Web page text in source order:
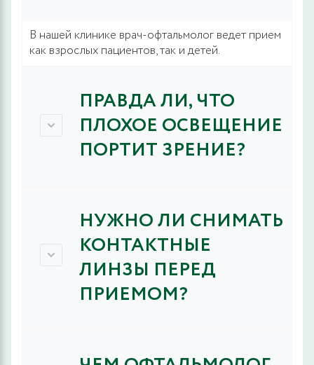
В нашей клинике врач-офтальмолог ведет прием
как взрослых пациентов, так и детей.
ПРАВДА ЛИ, ЧТО
ПЛОХОЕ ОСВЕЩЕНИЕ
ПОРТИТ ЗРЕНИЕ?
НУЖНО ЛИ СНИМАТЬ
КОНТАКТНЫЕ
ЛИНЗЫ ПЕРЕД
ПРИЕМОМ?